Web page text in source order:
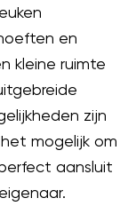
en
kleine ruimte
zijn
mogelijk om
aansluit